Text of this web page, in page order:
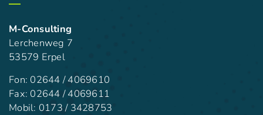
M-Consulting
Lerchenweg 7
53579 Erpel
Fon: 02644 / 4069610
Fax: 02644 / 4069611
Mobil: 0173 / 3428753